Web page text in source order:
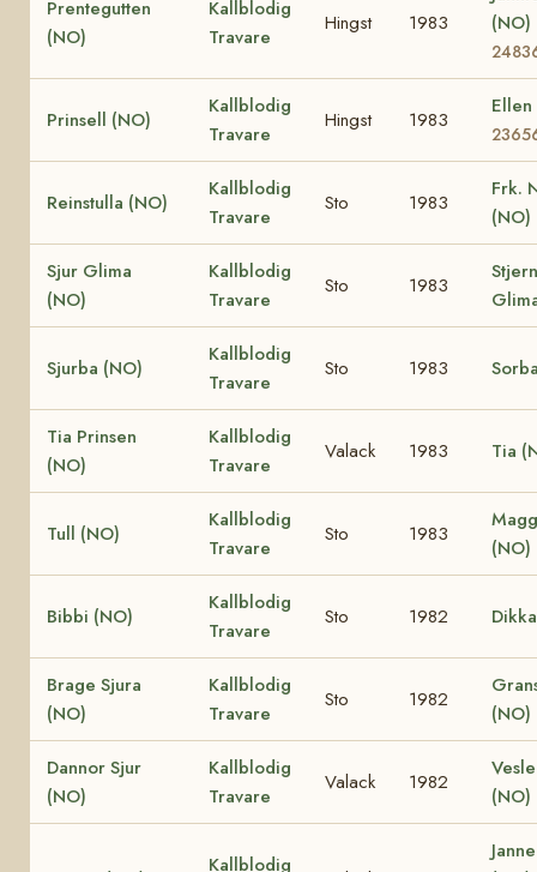
Prentegutten
(NO)
Kallblodig
Travare
Hingst 1983
(NO)
Prinsell (NO)
Kallblodig
Travare
Hingst 1983
Reinstulla (NO)
Kallblodig
Travare
Sto 1983
Frk.
(NO)
Sjur Glima
(NO)
Kallblodig
Travare
Sto 1983
Sjurba (NO)
Kallblodig
Travare
Sto 1983
Tia Prinsen
(NO)
Kallblodig
Travare
Valack 1983 Tia
Tull (NO)
Kallblodig
Travare
Sto 1983
(NO)
Bibbi (NO)
Kallblodig
Travare
Sto 1982
Brage Sjura
(NO)
Kallblodig
Travare
Sto 1982
(NO)
Dannor Sjur
(NO)
Kallblodig
Travare
Valack 1982
(NO)
Kallblodig